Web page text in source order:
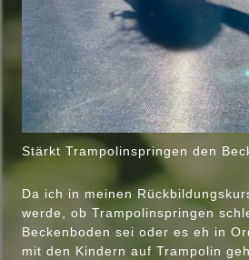
Stärkt Trampolinspringen den
Da ich in meinen
werde, ob Trampolinspringen
Beckenboden sei oder es eh in
mit den Kindern auf Trampolin